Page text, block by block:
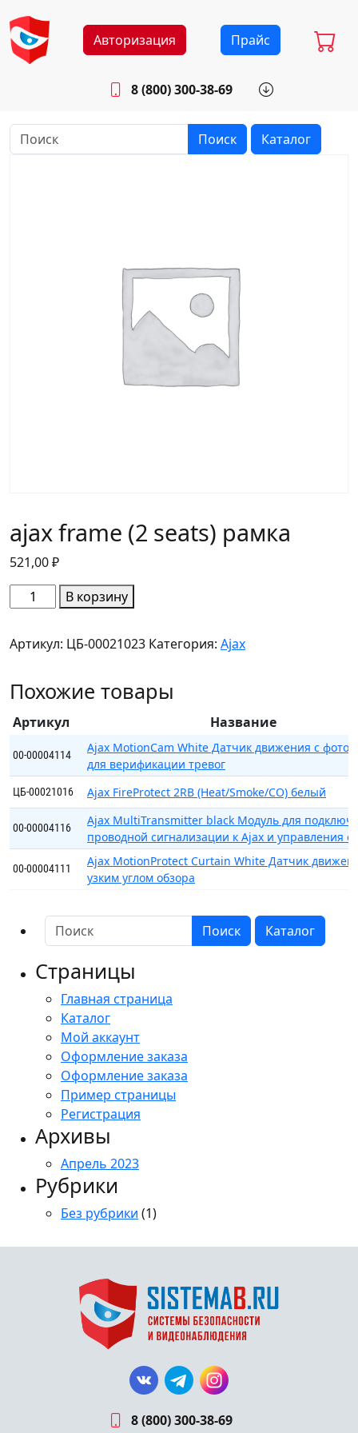
Авторизация Прайс
8 (800) 300-38-69
Будни: 8.30 - 17.00
Поиск Каталог
ajax frame (2 seats) рамка
521,00₽
Количество
товара
frame
seats)
В корзину
Артикул: ЦБ-00021023 Категория: Ajax
Похожие товары
Артикул Название
00-00004114
Ajax MotionCam White Датчик движения с
для верификации тревог
ЦБ-00021016 Ajax FireProtect 2RB (Heat/Smoke/CO) белый
00-00004116
Ajax MultiTransmitter black Модуль для
проводной сигнализации к Ajax и управления
00-00004111
Ajax MotionProtect Curtain White Датчик
узким углом обзора
Поиск Каталог
Страницы
Главная страница
Каталог
Мой аккаунт
Оформление заказа
Оформление заказа
Пример страницы
Регистрация
Архивы
Апрель 2023
Рубрики
Без рубрики (1)
8 (800) 300-38-69